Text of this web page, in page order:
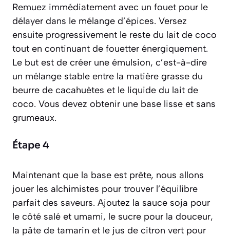
Remuez immédiatement avec un fouet pour le
délayer dans le mélange d’épices. Versez
ensuite progressivement le reste du lait de coco
tout en continuant de fouetter énergiquement.
Le but est de créer une émulsion, c’est-à-dire
un mélange stable entre la matière grasse du
beurre de cacahuètes et le liquide du lait de
coco. Vous devez obtenir une base lisse et sans
grumeaux.
Étape 4
Maintenant que la base est prête, nous allons
jouer les alchimistes pour trouver l’équilibre
parfait des saveurs. Ajoutez la sauce soja pour
le côté salé et umami, le sucre pour la douceur,
la pâte de tamarin et le jus de citron vert pour